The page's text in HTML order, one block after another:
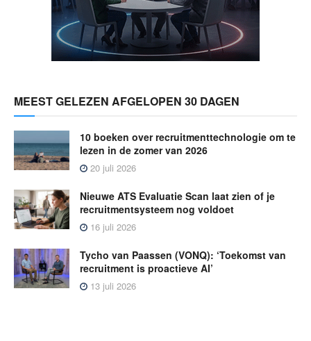
MEEST GELEZEN AFGELOPEN 30 DAGEN
10 boeken over recruitmenttechnologie om te
lezen in de zomer van 2026
20 juli 2026
Nieuwe ATS Evaluatie Scan laat zien of je
recruitmentsysteem nog voldoet
16 juli 2026
Tycho van Paassen (VONQ): ‘Toekomst van
recruitment is proactieve AI’
13 juli 2026